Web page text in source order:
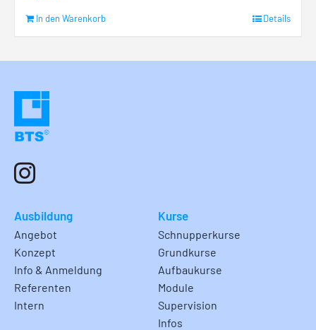
In den Warenkorb Details
Ausbildung
Angebot
Konzept
Info & Anmeldung
Referenten
Intern
Kurse
Schnupperkurse
Grundkurse
Aufbaukurse
Module
Supervision
Infos